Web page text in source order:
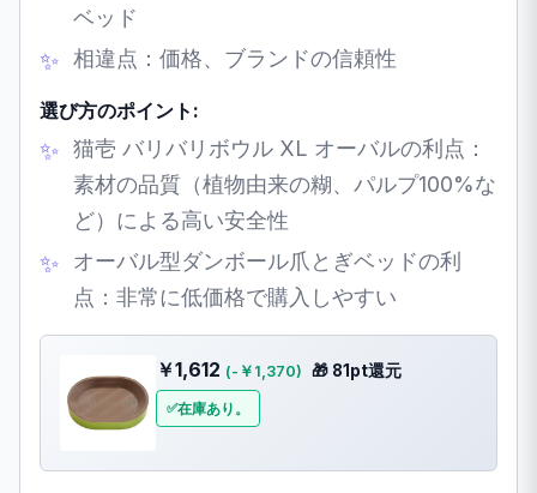
ベッド
相違点：価格、ブランドの信頼性
選び方のポイント:
猫壱 バリバリボウル XL オーバルの利点：
素材の品質（植物由来の糊、パルプ100%な
ど）による高い安全性
オーバル型ダンボール爪とぎベッドの利
点：非常に低価格で購入しやすい
￥1,612 (-￥1,370) 🎁 81pt還元
在庫あり。